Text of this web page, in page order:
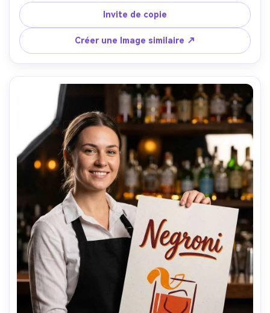
sur un mur de bar de maison en bois foncé avec des
accents en laiton; lumières pratiques de tungstène
chaud, ombres douces; Prise sur Sony A7IV, 50 mm,
profondeur de champ peu profonde, mise au point nette
sur la texture d'impression; composition centrée,
ambiance digne d'un cadeau, grain de papier
photoréaliste, haute résolution, prêt à imprimer 300 DPI,
notation subtile compatible avec CMYK-AR 4:5
Invite de copie
Créer une Image similaire ↗